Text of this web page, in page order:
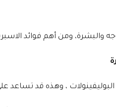
والبشرة، ومن أهم فوائد
، وهذه قد تساعد